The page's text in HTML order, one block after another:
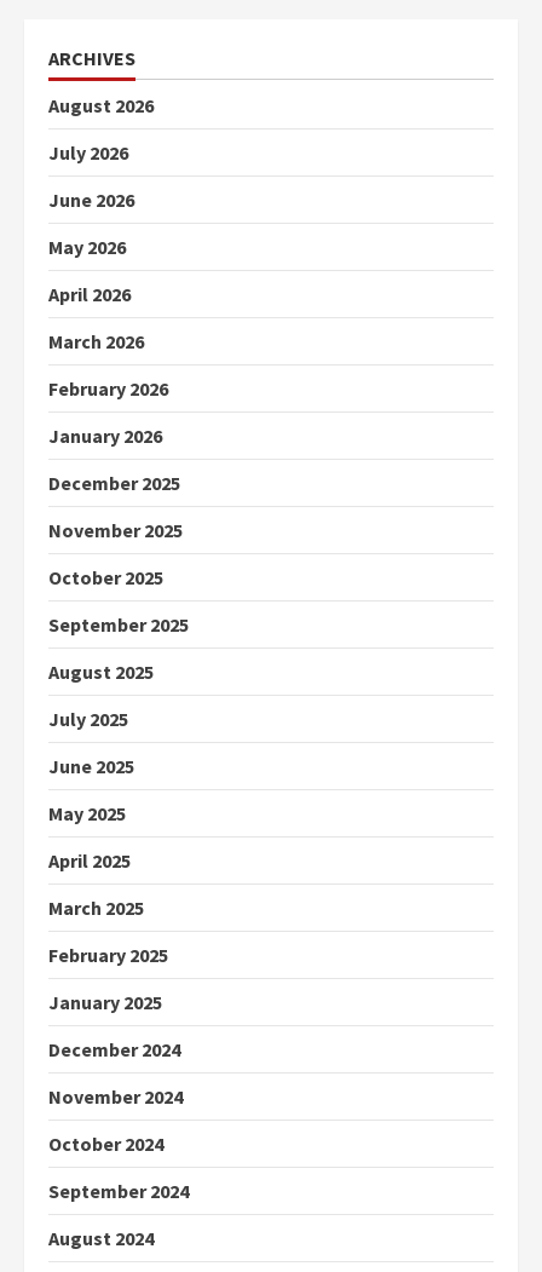
ARCHIVES
August 2026
July 2026
June 2026
May 2026
April 2026
March 2026
February 2026
January 2026
December 2025
November 2025
October 2025
September 2025
August 2025
July 2025
June 2025
May 2025
April 2025
March 2025
February 2025
January 2025
December 2024
November 2024
October 2024
September 2024
August 2024